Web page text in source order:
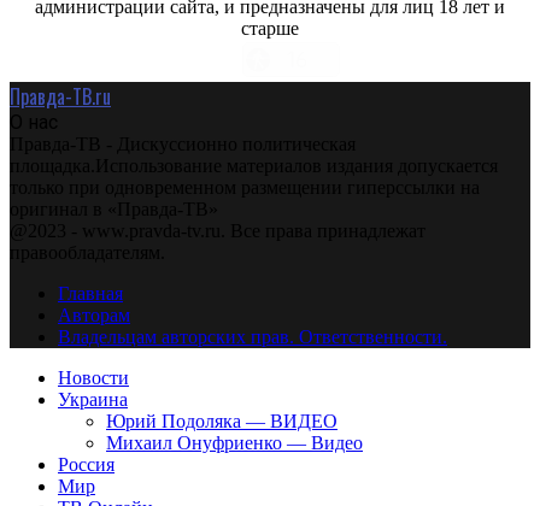
администрации сайта, и предназначены для лиц 18 лет и
старше
Правда-ТВ.ru
О нас
Правда-ТВ - Дискуссионно политическая
площадка.Использование материалов издания допускается
только при одновременном размещении гиперссылки на
оригинал в «Правда-ТВ»
@2023 - www.pravda-tv.ru. Все права принадлежат
правообладателям.
Главная
Авторам
Владельцам авторских прав. Ответственности.
Новости
Украина
Юрий Подоляка — ВИДЕО
Михаил Онуфриенко — Видео
Россия
Мир